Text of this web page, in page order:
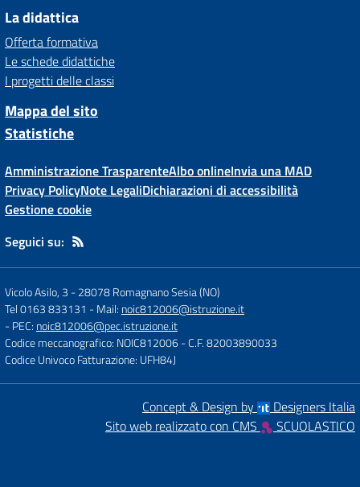
La didattica
Offerta formativa
Le schede didattiche
I progetti delle classi
Mappa del sito
Statistiche
Amministrazione TrasparenteAlbo onlineInvia una MAD
Privacy PolicyNote LegaliDichiarazioni di accessibilità
Gestione cookie
Seguici su:
Vicolo Asilo, 3 -28078 Romagnano Sesia (NO)
Tel 0163 833131 - Mail: noic812006@istruzione.it
- PEC: noic812006@pec.istruzione.it
Codice meccanografico: NOIC812006- C.F. 82003890033
Codice Univoco Fatturazione: UFH84J
Concept & Design by
Designers Italia
Sito web realizzato con CMS
SCUOLASTICO